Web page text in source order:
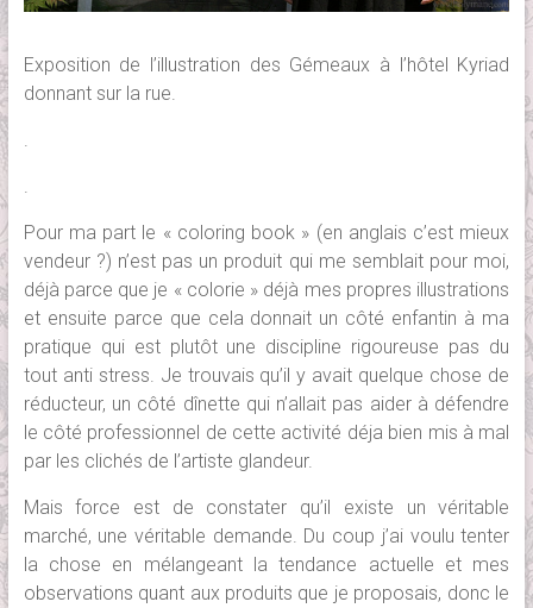
Exposition de l’illustration des Gémeaux à l’hôtel Kyriad
donnant sur la rue.
Pour ma part le « coloring book » (en anglais c’est mieux
vendeur ?) n’est pas un produit qui me semblait pour moi,
déjà parce que je « colorie » déjà mes propres illustrations
et ensuite parce que cela donnait un côté enfantin à ma
pratique qui est plutôt une discipline rigoureuse pas du
tout anti stress. Je trouvais qu’il y avait quelque chose de
réducteur, un côté dînette qui n’allait pas aider à défendre
le côté professionnel de cette activité déja bien mis à mal
par les clichés de l’artiste glandeur.
Mais force est de constater qu’il existe un véritable
marché, une véritable demande. Du coup j’ai voulu tenter
la chose en mélangeant la tendance actuelle et mes
observations quant aux produits que je proposais, donc le